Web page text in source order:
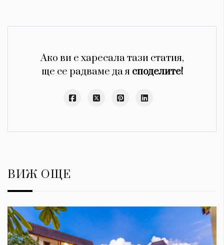
Ако ви е харесала тази статия,
ще се радваме да я споделите!
ВИЖ ОЩЕ